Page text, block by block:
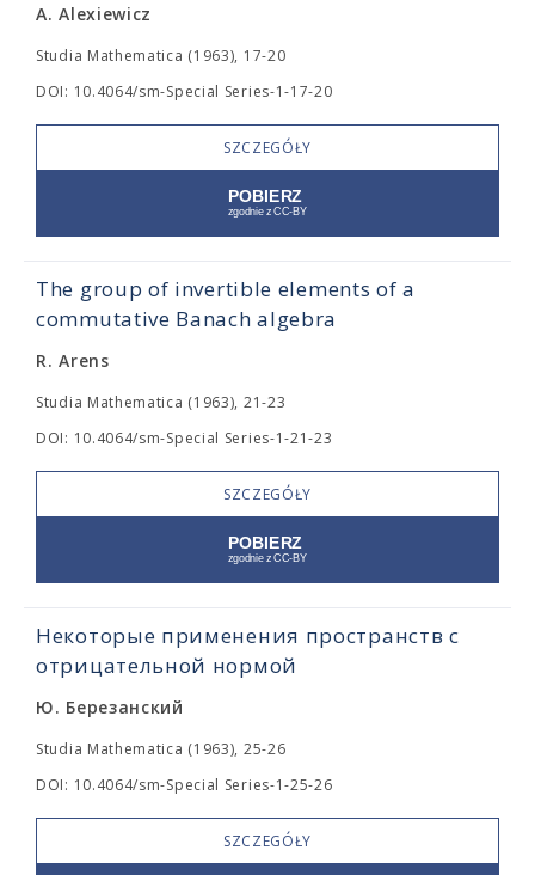
A. Alexiewicz
Studia Mathematica (1963), 17-20
DOI: 10.4064/sm-Special Series-1-17-20
SZCZEGÓŁY
The group of invertible elements of a
commutative Banach algebra
R. Arens
Studia Mathematica (1963), 21-23
DOI: 10.4064/sm-Special Series-1-21-23
SZCZEGÓŁY
Некоторые применения пространств с
отрицательной нормой
Ю. Березанский
Studia Mathematica (1963), 25-26
DOI: 10.4064/sm-Special Series-1-25-26
SZCZEGÓŁY